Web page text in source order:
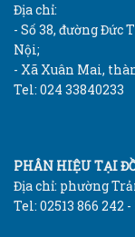
Địa chỉ:
- Số 38, đường
Nội;
- Xã Xuân Mai,
Tel: 024 33840233
PHÂN HIỆU TẠI
Địa chỉ: phường
Tel: 02513 866 242